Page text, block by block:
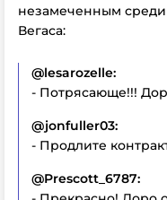
незамеченным среди
Вегаса:
@lesarozelle:
- Потрясающе!!!
@jonfuller03:
- Продлите
@Prescott_6787: